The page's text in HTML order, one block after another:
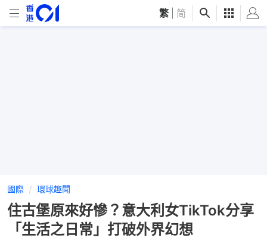
繁 简
國際 環球趣聞
住古堡原來好慘？意大利女TikTok分享
「生活之日常」打破外界幻想